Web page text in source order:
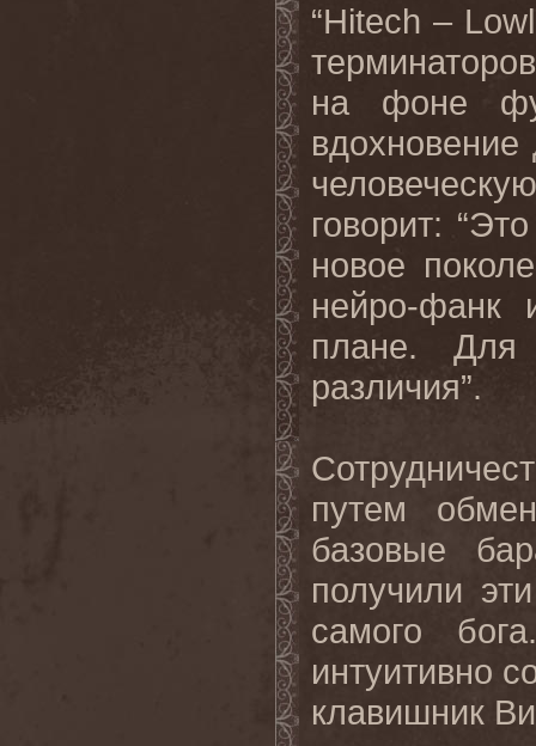
“Hitech –
на фоне
вдохновение
говорит:
новое
нейро-фанк
плане.
различия”.
путем
базовые
получили
самого
интуитивно
клавишник